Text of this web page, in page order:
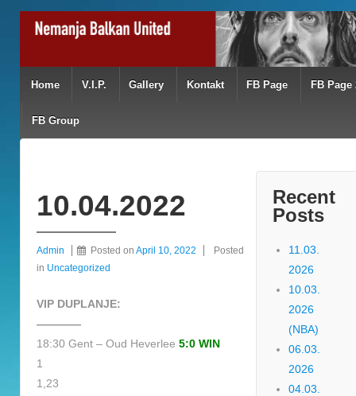
Home V.I.P. Gallery Kontakt FB Page FB Page
FB Group
10.04.2022
Admin Posted on April 10, 2022
Posted
in Uncategorized
VIP DUPLANJE:
————
18:30 Gent – Oud Heverlee 5:0 WIN
1
1,23
Recent
Posts
11.03.
2026
10.03.
2026
(NBA)
06.03.
2026
04.03.